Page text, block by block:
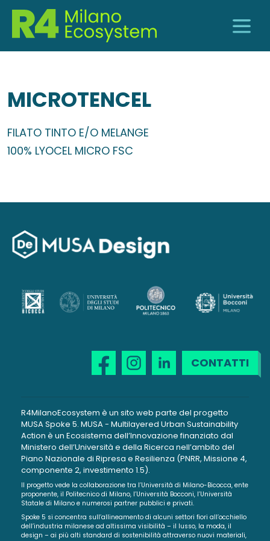
MICROTENCEL
FILATO TINTO E/O MELANGE
100% LYOCEL MICRO FSC
CONTATTI
R4MilanoEcosystem è un sito web parte del progetto
MUSA Spoke 5. MUSA - Multilayered Urban Sustainability
Action è un Ecosistema dell’Innovazione finanziato dal
Ministero dell’Università e della Ricerca nell’ambito del
Piano Nazionale di Ripresa e Resilienza (PNRR, Missione 4,
componente 2, investimento 1.5).
Il progetto vede la collaborazione tra l’Università di Milano-Bicocca, ente
proponente, il Politecnico di Milano, l’Università Bocconi, l’Università
Statale di Milano e numerosi partner pubblici e privati.
Spoke 5 si concentra sull’allineamento di alcuni settori fiori all’occhiello
dell’industria milanese ad altissima visibilità – il lusso, la moda, il
design – ai più alti standard di sostenibilità attraverso nuovi materiali,